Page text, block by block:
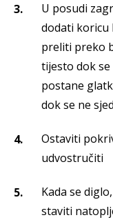
U posudi
dodati koricu
preliti preko
tijesto dok se
postane
dok se ne
Ostaviti
udvostručiti
Kada se
staviti